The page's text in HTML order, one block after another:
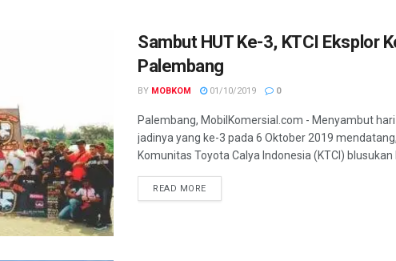
Sambut HUT Ke-3, KTCI Eksplor
Palembang
BY MOBKOM 01/10/2019 0
Palembang, MobilKomersial.com - Menyambut hari
jadinya yang ke-3 pada 6 Oktober 2019 mendatang,
Komunitas Toyota Calya Indonesia (KTCI) blusukan
READ MORE